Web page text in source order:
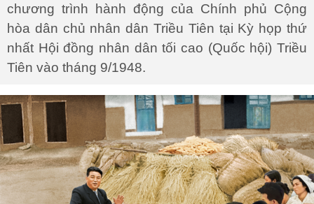
chương trình hành động của Chính phủ Cộng
hòa dân chủ nhân dân Triều Tiên tại Kỳ họp thứ
nhất Hội đồng nhân dân tối cao (Quốc hội) Triều
Tiên vào tháng 9/1948.